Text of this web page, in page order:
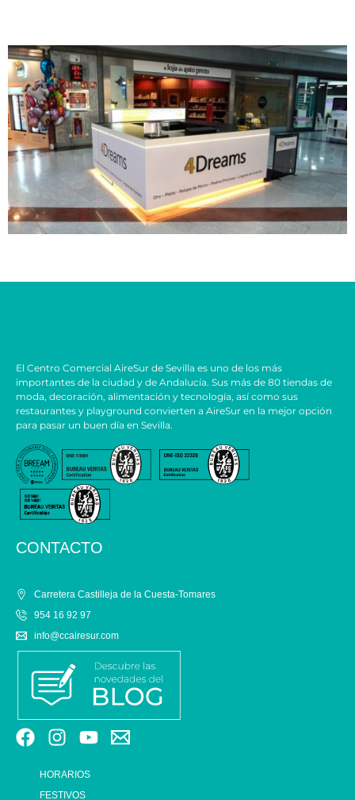
El Centro Comercial AireSur de Sevilla es uno de los más
importantes de la ciudad y de Andalucía. Sus más de 80 tiendas de
moda, decoración, alimentación y tecnología, así como sus
restaurantes y playground convierten a AireSur en la mejor opción
para pasar un buen día en Sevilla.
CONTACTO
Carretera Castilleja de la Cuesta-Tomares
954 16 92 97
info@ccairesur.com
HORARIOS
FESTIVOS